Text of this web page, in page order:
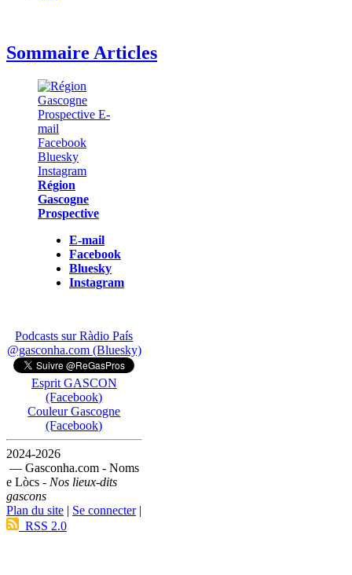
Sommaire Articles
Région
Gascogne
Prospective
E-mail
Facebook
Bluesky
Instagram
Podcasts sur Ràdio País
@gasconha.com (Bluesky)
Esprit GASCON
(Facebook)
Couleur Gascogne
(Facebook)
2024-2026
— Gasconha.com - Noms
e Lòcs - Nos lieux-dits
gascons
Plan du site | Se connecter|
RSS 2.0